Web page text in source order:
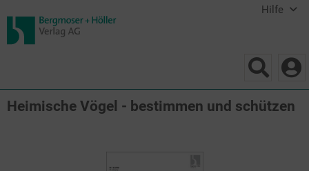
Hilfe
Heimische Vögel - bestimmen und schützen